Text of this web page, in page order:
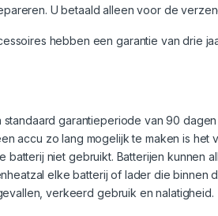
U betaald alleen voor de
hebben een garantie van drie
garantieperiode van 90
accu zo lang mogelijk te maken is
batterij niet gebruikt. Batterijen
elke batterij of lader die
verkeerd gebruik en nalatigheid.